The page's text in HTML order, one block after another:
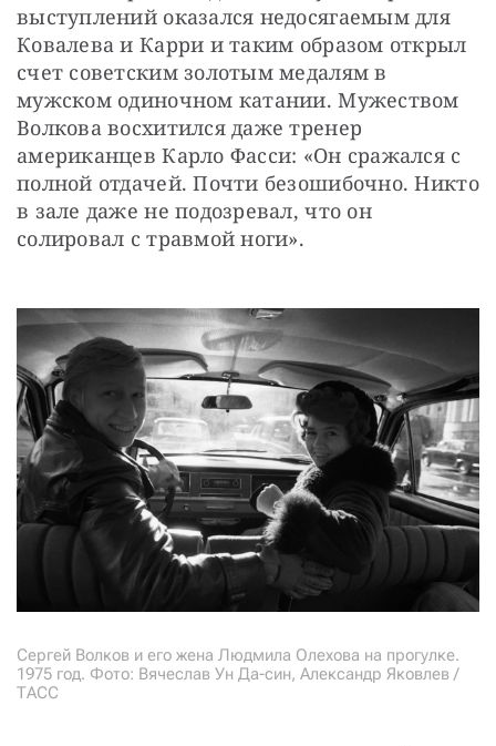
выступлений оказался недосягаемым для
Ковалева и Карри и таким образом открыл
счет советским золотым медалям в
мужском одиночном катании. Мужеством
Волкова восхитился даже тренер
американцев Карло Фасси: «Он сражался с
полной отдачей. Почти безошибочно. Никто
в зале даже не подозревал, что он
солировал с травмой ноги».
Сергей Волков и его жена Людмила Олехова на прогулке.
1975 год. Фото: Вячеслав Ун Да-син, Александр Яковлев /
ТАСС